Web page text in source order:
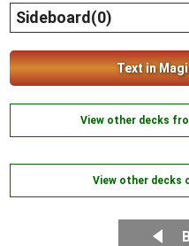
Sideboard(0)
Text in
View other decks
View other decks